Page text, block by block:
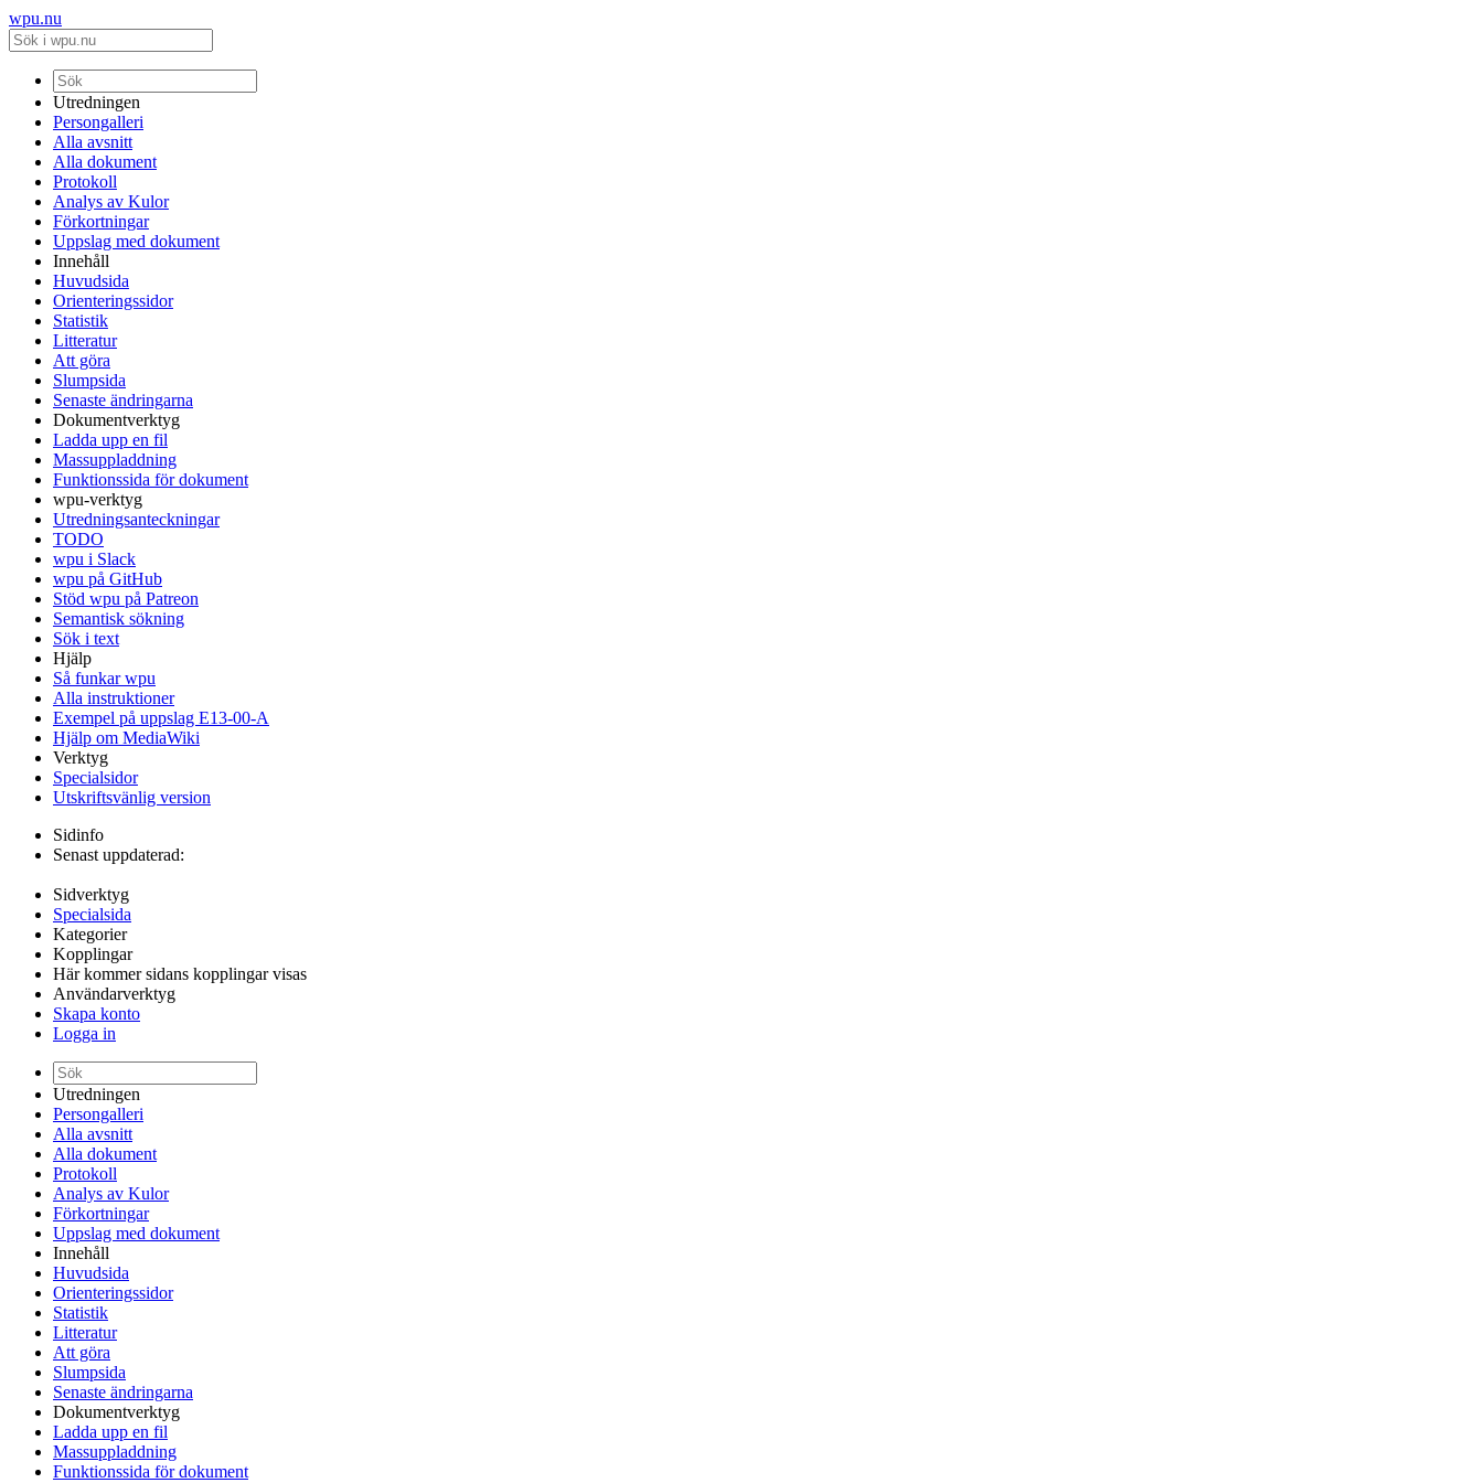
wpu.nu
Utredningen
Persongalleri
Alla avsnitt
Alla dokument
Protokoll
Analys av Kulor
Förkortningar
Uppslag med dokument
Innehåll
Huvudsida
Orienteringssidor
Statistik
Litteratur
Att göra
Slumpsida
Senaste ändringarna
Dokumentverktyg
Ladda upp en fil
Massuppladdning
Funktionssida för dokument
wpu-verktyg
Utredningsanteckningar
TODO
wpu i Slack
wpu på GitHub
Stöd wpu på Patreon
Semantisk sökning
Sök i text
Hjälp
Så funkar wpu
Alla instruktioner
Exempel på uppslag E13-00-A
Hjälp om MediaWiki
Verktyg
Specialsidor
Utskriftsvänlig version
Sidinfo
Senast uppdaterad:
Sidverktyg
Specialsida
Kategorier
Kopplingar
Här kommer sidans kopplingar visas
Användarverktyg
Skapa konto
Logga in
Utredningen
Persongalleri
Alla avsnitt
Alla dokument
Protokoll
Analys av Kulor
Förkortningar
Uppslag med dokument
Innehåll
Huvudsida
Orienteringssidor
Statistik
Litteratur
Att göra
Slumpsida
Senaste ändringarna
Dokumentverktyg
Ladda upp en fil
Massuppladdning
Funktionssida för dokument